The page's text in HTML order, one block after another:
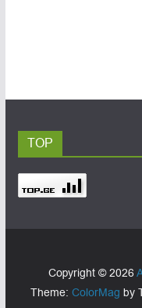
TOP
Copyright © 2026
Theme:ColorMag by